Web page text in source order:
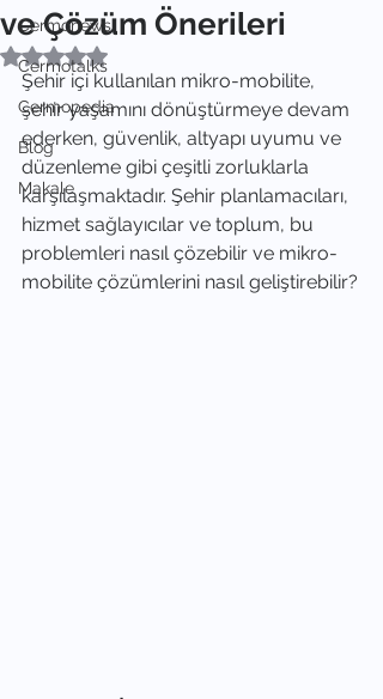
Cermonews
Cermotalks
Cermopedia
Blog
Makale
ve Çözüm Önerileri
5 üzerinden NaN yıldız
Şehir içi kullanılan mikro-mobilite,
şehir yaşamını dönüştürmeye devam
ederken, güvenlik, altyapı uyumu ve
düzenleme gibi çeşitli zorluklarla
karşılaşmaktadır. Şehir planlamacıları,
hizmet sağlayıcılar ve toplum, bu
problemleri nasıl çözebilir ve mikro-
mobilite çözümlerini nasıl geliştirebilir?